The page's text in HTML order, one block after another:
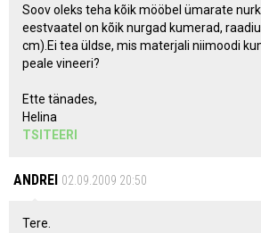
Soov oleks teha kõik mööbel ümarate
eestvaatel on kõik nurgad kumerad,
cm).Ei tea üldse, mis materjali niimoodi
peale vineeri?
Ette tänades,
Helina
TSITEERI
ANDREI 02.09.2009 20:50
Tere.